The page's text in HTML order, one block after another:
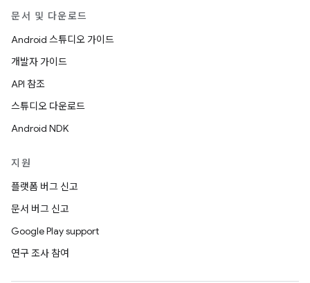
문서 및 다운로드
Android 스튜디오 가이드
개발자 가이드
API 참조
스튜디오 다운로드
Android NDK
지원
플랫폼 버그 신고
문서 버그 신고
Google Play support
연구 조사 참여